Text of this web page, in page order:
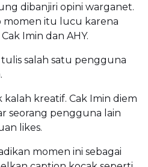
dibanjiri opini warganet.
momen itu lucu karena
Imin dan AHY.
tulis salah satu pengguna
kreatif. Cak Imin diem
seorang pengguna lain
likes.
momen ini sebagai